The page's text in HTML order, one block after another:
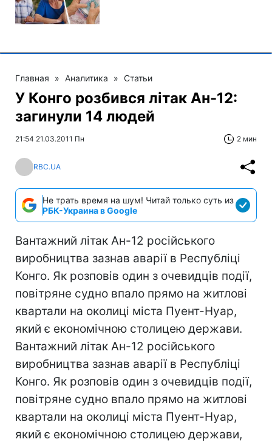
Главная » Аналитика » Статьи
У Конго розбився літак Ан-12:
загинули 14 людей
21:54 21.03.2011 Пн 2 мин
RBC.UA
Не трать время на шум! Читай только суть из
РБК-Украина в Google
Вантажний літак Ан-12 російського
виробництва зазнав аварії в Республіці
Конго. Як розповів один з очевидців події,
повітряне судно впало прямо на житлові
квартали на околиці міста Пуент-Нуар,
який є економічною столицею держави.
Вантажний літак Ан-12 російського
виробництва зазнав аварії в Республіці
Конго. Як розповів один з очевидців події,
повітряне судно впало прямо на житлові
квартали на околиці міста Пуент-Нуар,
який є економічною столицею держави,